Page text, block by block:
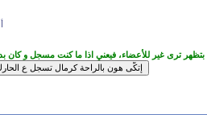
بتظهر ترى غير للأعضاء، فيعني اذا ما كنت مسجل و